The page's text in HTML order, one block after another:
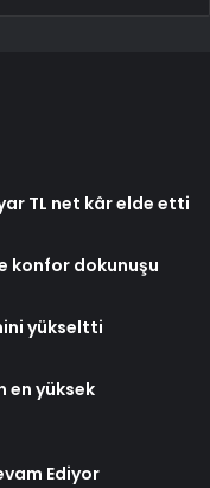
TL net kâr elde etti
konfor dokunuşu
yükseltti
en yüksek
Ediyor